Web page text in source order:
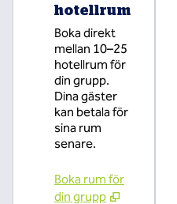
hotellrum
Boka direkt
mellan 10–25
hotellrum för
din grupp.
Dina gäster
kan betala för
sina rum
senare.
Boka rum för
din grupp